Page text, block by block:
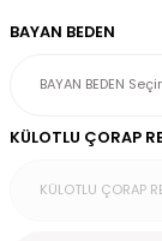
BAYAN BEDEN
KÜLOTLU ÇORAP